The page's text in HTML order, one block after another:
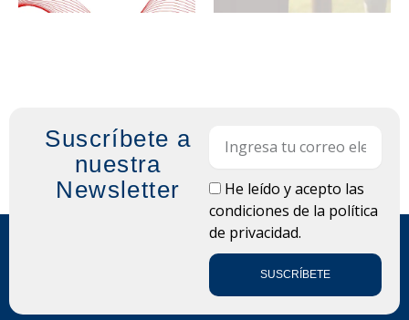
Suscríbete a
nuestra
Newsletter
LOPDHe leído y acepto las
condiciones de la política
de privacidad.
SUSCRÍBETE